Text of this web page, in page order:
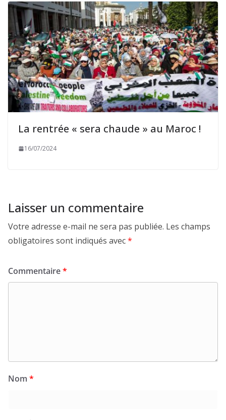
La rentrée « sera chaude » au Maroc !
16/07/2024
Laisser un commentaire
Votre adresse e-mail ne sera pas publiée. Les champs
obligatoires sont indiqués avec*
Commentaire*
Nom *